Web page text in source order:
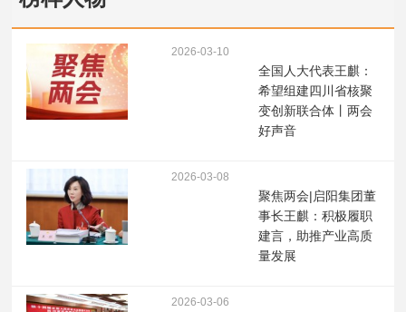
2026-03-10
全国人大代表王麒：
希望组建四川省核聚
变创新联合体丨两会
好声音
2026-03-08
聚焦两会|启阳集团董
事长王麒：积极履职
建言，助推产业高质
量发展
2026-03-06